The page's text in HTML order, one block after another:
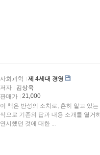
사회과학
제 4세대 경영
저자
김상욱
판매가
21,000
이 책은 반성의 소치로, 흔히 알고 있
식으로 기존의 답과 내용 소개를 열거
연시했던 것에 대한 ...